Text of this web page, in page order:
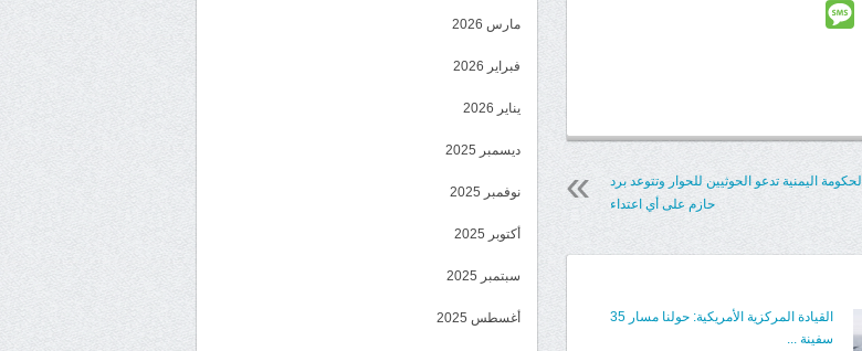
Telegram
الحكومة اليمنية تدعو الحوثيين للحوار وتتوعد برد
حازم على أي اعتداء
القيادة المركزية الأمريكية: حولنا مسار 35
سفينة ...
مارس 2026
فبراير 2026
يناير 2026
ديسمبر 2025
نوفمبر 2025
أكتوبر 2025
سبتمبر 2025
أغسطس 2025